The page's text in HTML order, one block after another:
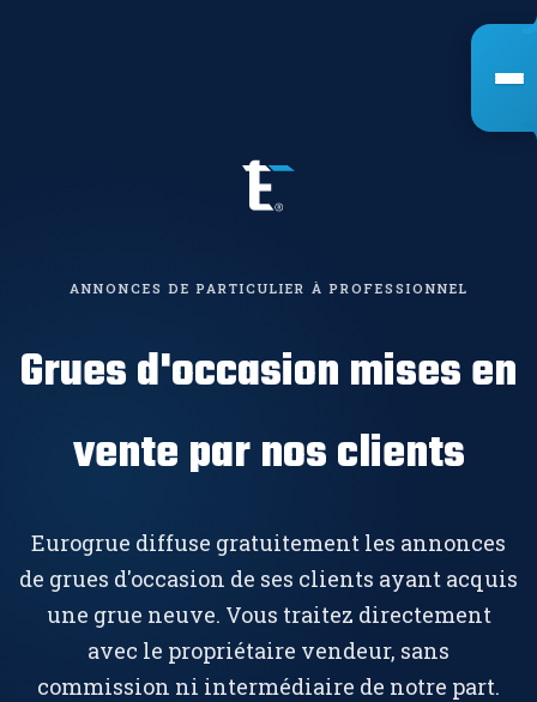
ANNONCES DE PARTICULIER À PROFESSIONNEL
Grues d'occasion mises en
vente par nos clients
Eurogrue diffuse gratuitement les annonces
de grues d'occasion de ses clients ayant acquis
une grue neuve. Vous traitez directement
avec le propriétaire vendeur, sans
commission ni intermédiaire de notre part.